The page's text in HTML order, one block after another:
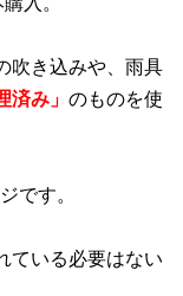
吹き込みや、雨具
済み」 のものを使
です。
ている必要はない